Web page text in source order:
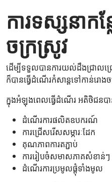
ការទស្សនាក
ចក្រស្រូវ
ដើម្បីទទួលបានការយល់ដឹងជ្រា
ក៏បានធ្វើដំណើរកំសាន្តទៅកាន់រ
ក្នុងអំឡុងពេលធ្វើដំណើរ អតិថិជនបា
ដំណើរការផលិតឧបករណ៍
ការជ្រើសរើសសម្ភារៈដែក
គុណភាពការតភ្ជាប់
ការរៀបចំសមាសភាគសំខាន់ៗ
ដំណើរការប្រមូលផ្តុំទាំងមូល